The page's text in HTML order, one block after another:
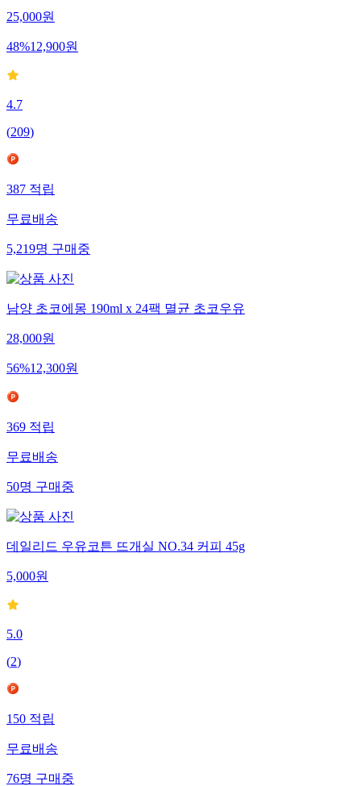
25,000원
48%12,900원
4.7
(209)
387적립
무료배송
5,219명구매중
남양 초코에몽 190ml x 24팩 멸균 초코우유
28,000원
56%12,300원
369적립
무료배송
50명구매중
데일리드 우유코튼 뜨개실 NO.34 커피 45g
5,000원
5.0
(2)
150적립
무료배송
76명구매중